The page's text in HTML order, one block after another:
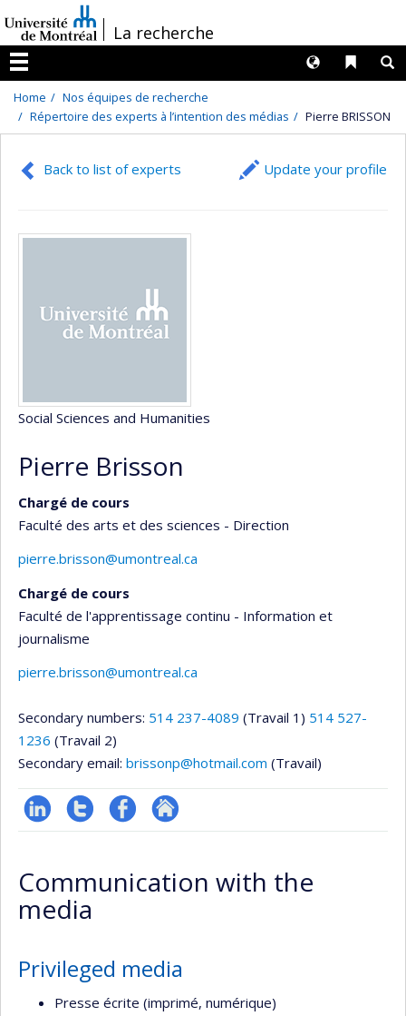
au
contenu
/La recherche
Menu
Liens
Langues
Home
Nos équipes de recherche
Répertoire des experts à l’intention des médias
Pierre BRISSON
Back to list of experts Update your profile
Social Sciences and Humanities
Pierre Brisson
Chargé de cours
Faculté des arts et des sciences - Direction
pierre.brisson@umontreal.ca
Chargé de cours
Faculté de l'apprentissage continu - Information et
journalisme
pierre.brisson@umontreal.ca
Secondary numbers: 514 237-4089 (Travail 1) 514 527-
1236 (Travail 2)
Secondary email: brissonp@hotmail.com (Travail)
LinkedInCompteProfil Autre
web
Communication with the
media
Privileged media
Presse écrite (imprimé, numérique)